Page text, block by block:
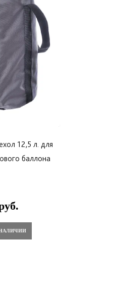
12,5 л. для
баллона